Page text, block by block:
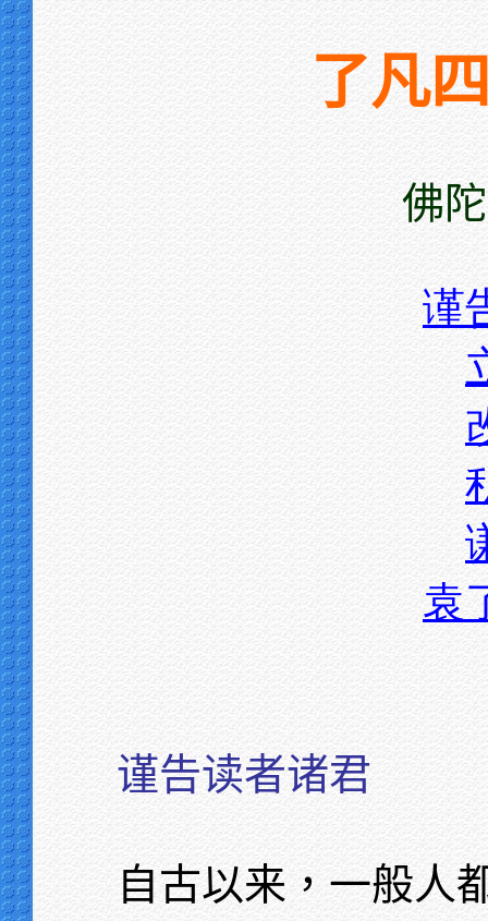
了凡
佛
谨
袁
谨告读者诸君
自古以来，一般人